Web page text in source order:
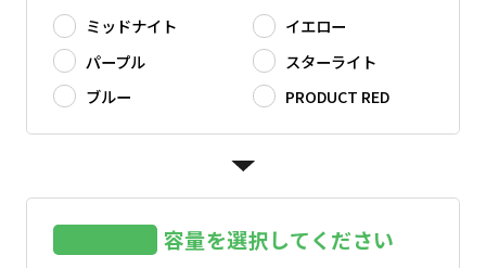
ミッドナイト
イエロー
パープル
スターライト
ブルー
PRODUCT RED
容量を選択してください